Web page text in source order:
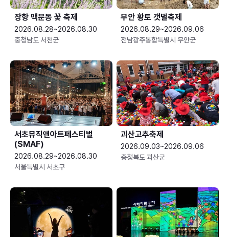
장항 맥문동 꽃 축제
2026.08.28~2026.08.30
충청남도 서천군
무안 황토 갯벌축제
2026.08.29~2026.09.06
전남광주통합특별시 무안군
서초뮤직앤아트페스티벌
(SMAF)
2026.08.29~2026.08.30
서울특별시 서초구
괴산고추축제
2026.09.03~2026.09.06
충청북도 괴산군